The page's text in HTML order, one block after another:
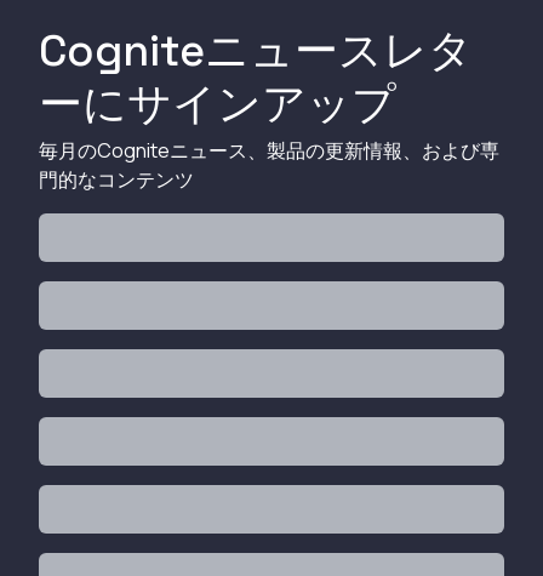
Cogniteニュースレタ
ーにサインアップ
毎月のCogniteニュース、製品の更新情報、および専
門的なコンテンツ